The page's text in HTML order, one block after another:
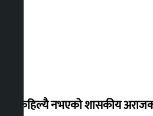
‘देशमा कहिल्यै नभएको शासकीय